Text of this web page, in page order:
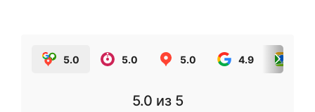
5.0 5.0 5.0 4.9
5.0 из 5